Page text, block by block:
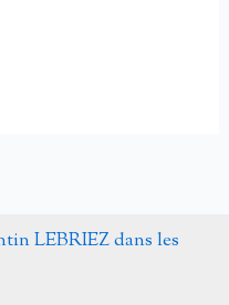
LEBRIEZ dans les